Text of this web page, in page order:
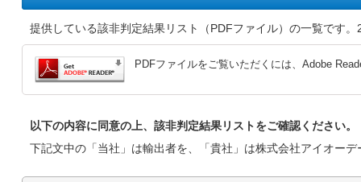
提供している該非判定結果リスト（PDFファイル）の一覧です
PDFファイルをご覧いただくには、Adobe
以下の内容に同意の上、該非判定結果リストをご確認ください。
下記文中の「当社」は輸出者を、「貴社」は株式会社アイオー